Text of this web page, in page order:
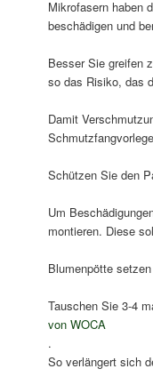
Mikrofasern haben
beschädigen und
Besser Sie greifen
so das Risiko, das
Damit
Schützen Sie den
Um
montieren. Diese
Blumenpötte
Tauschen Sie 3-4
von WOCA
.
So verlängert sich